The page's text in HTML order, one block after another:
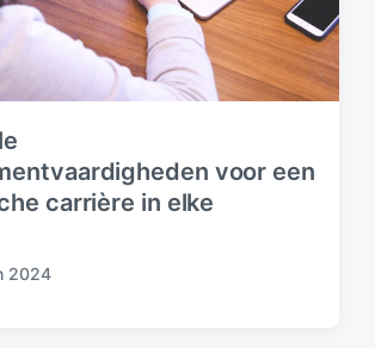
voor een
carrière in elke
2024